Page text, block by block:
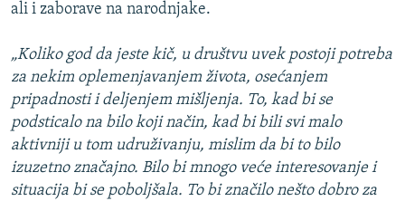
ali i zaborave na narodnjake.
„Koliko god da jeste kič, u društvu uvek postoji potreba
za nekim oplemenjavanjem života, osećanjem
pripadnosti i deljenjem mišljenja. To, kad bi se
podsticalo na bilo koji način, kad bi bili svi malo
aktivniji u tom udruživanju, mislim da bi to bilo
izuzetno značajno. Bilo bi mnogo veće interesovanje i
situacija bi se poboljšala. To bi značilo nešto dobro za